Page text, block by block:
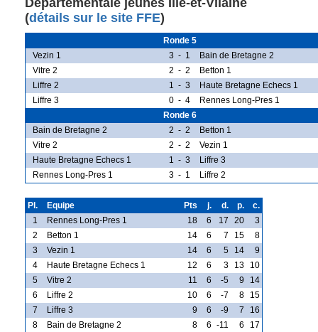
(détails sur le site FFE)
Ronde 5
Vezin 1
3 - 1
Bain de Bretagne 2
Vitre 2
2 - 2
Betton 1
Liffre 2
1 - 3
Haute Bretagne Echecs 1
Liffre 3
0 - 4
Rennes Long-Pres 1
Ronde 6
Bain de Bretagne 2
2 - 2
Betton 1
Vitre 2
2 - 2
Vezin 1
Haute Bretagne Echecs 1
1 - 3
Liffre 3
Rennes Long-Pres 1
3 - 1 Liffre 2
Pl. Equipe Pts j. d. p.
c.
1
Rennes Long-Pres 1 18 6 17 20
3
2
Betton 1 14 6 7 15
8
3
Vezin 1 14 6 5 14
9
4
Haute Bretagne Echecs 1 12 6 3 13
10
5
Vitre 2 11 6 -5 9
14
6
Liffre 2 10 6 -7 8
15
7
Liffre 3 9 6 -9 7
16
8
Bain de Bretagne 2 8 6 -11 6 17